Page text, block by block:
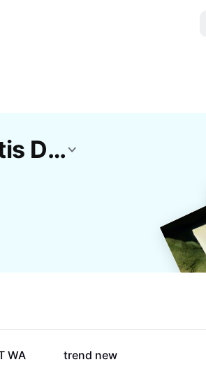
Template Edit Tempel Foto Dengan Foto Gratis Dari CapCut
WA 116,2 rb
trend new